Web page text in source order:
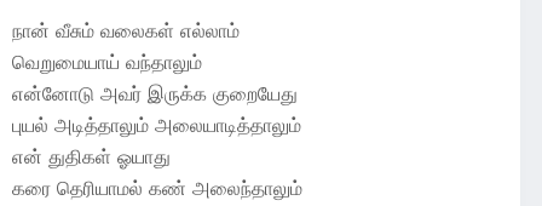
நான் வீசும் வலைகள் எல்லாம்
வெறுமையாய் வந்தாலும்
என்னோடு அவர் இருக்க குறையேது
புயல் அடித்தாலும் அலையாடித்தாலும்
என் துதிகள் ஓயாது
கரை தெரியாமல் கண் அலைந்தாலும்